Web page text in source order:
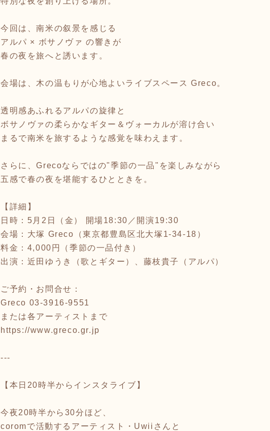
今回は、南米の叙景を感じる
アルパ × ボサノヴァ の響きが
春の夜を旅へと誘います。
会場は、木の温もりが心地よいライブスペース Greco。
透明感あふれるアルパの旋律と
ボサノヴァの柔らかなギター＆ヴォーカルが溶け合い
まるで南米を旅するような感覚を味わえます。
さらに、Grecoならではの"季節の一品"を楽しみながら
五感で春の夜を堪能するひとときを。
【詳細】
日時：5月2日（金） 開場18:30／開演19:30
会場：大塚 Greco（東京都豊島区北大塚1-34-18）
料金：4,000円（季節の一品付き）
出演：近田ゆうき（歌とギター）、藤枝貴子（アルパ）
ご予約・お問合せ：
Greco 03-3916-9551
または各アーティストまで
https://www.greco.gr.jp
---
【本日20時半からインスタライブ】
今夜20時半から30分ほど、
coromで活動するアーティスト・Uwiiさんと